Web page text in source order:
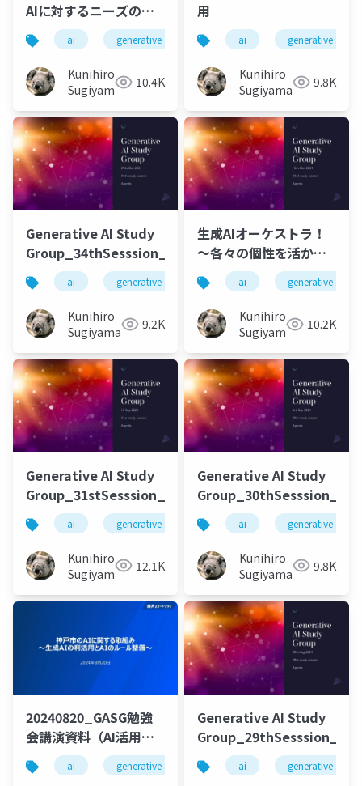
AIに対するニーズの変
遷と今後について
ai generative ai machine learning deep
Kunihiro
Sugiyama
10.4K
用
ai generative ai
Kunihiro
Sugiyama
9.8K
Generative AI Study
Group_34thSesssion_20241029
ai generative ai machine learning deep
Kunihiro
Sugiyama
9.2K
生成AIオーケストラ！
～各々の個性を活かし
協奏する～ さらに深掘
りする最新事例と活用
法
ai generative ai
Kunihiro
Sugiyama
10.2K
Generative AI Study
Group_31stSesssion_20240917
ai generative ai machine learning deep
Kunihiro
Sugiyama
12.1K
Generative AI Study
ai generative ai
Kunihiro
Sugiyama
9.8K
20240820_GASG勉強
会講演資料（AI活用＆
ルール）ver2 (発表)
(1)
ai generative ai machine learning deep
Generative AI Study
ai generative ai